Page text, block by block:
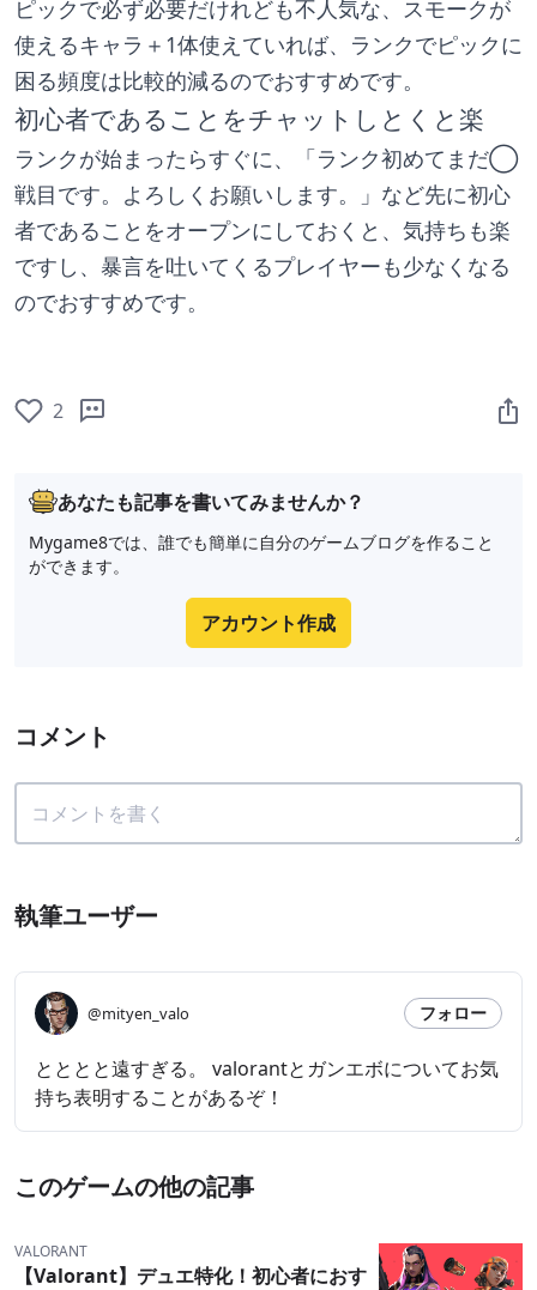
ピックで必ず必要だけれども不人気な、スモークが
使えるキャラ＋1体使えていれば、ランクでピックに
困る頻度は比較的減るのでおすすめです。
初心者であることをチャットしとくと楽
ランクが始まったらすぐに、「ランク初めてまだ◯
戦目です。よろしくお願いします。」など先に初心
者であることをオープンにしておくと、気持ちも楽
ですし、暴言を吐いてくるプレイヤーも少なくなる
のでおすすめです。
2
あなたも記事を書いてみませんか？
Mygame8では、誰でも簡単に自分のゲームブログを作ること
ができます。
アカウント作成
コメント
執筆ユーザー
@mityen_valo フォロー
とととと遠すぎる。 valorantとガンエボについてお気
持ち表明することがあるぞ！
このゲームの他の記事
VALORANT
【Valorant】デュエ特化！初心者におす